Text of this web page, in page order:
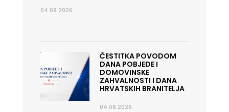
04.08.2026.
ČESTITKA POVODOM
DANA POBJEDE I
DOMOVINSKE
ZAHVALNOSTI I DANA
HRVATSKIH BRANITELJA
04.08.2026.